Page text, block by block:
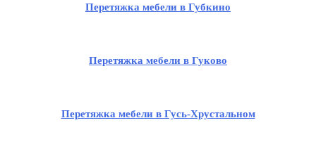
Перетяжка мебели в Губкино
Перетяжка мебели в Гуково
Перетяжка мебели в Гусь-Хрустальном